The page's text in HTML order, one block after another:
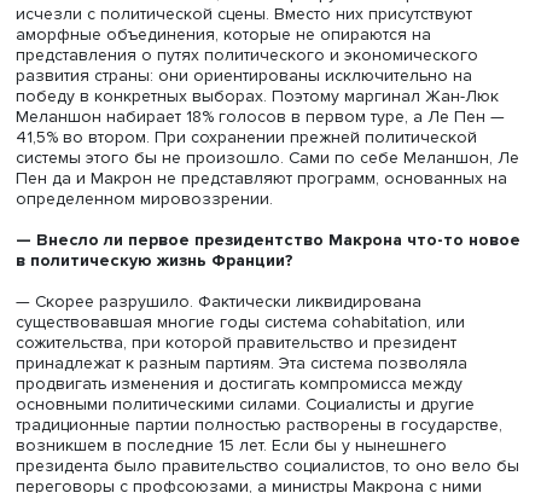
— Во Франции произошло разрушение партийной
Пятой республики, действовавшей на протяжении 30
президентства Николя Саркози (2007–2012 годы) и
являвшейся основой политической стабильности и
управления страной. Прежние ключевые партии —
голлистское «Движение в поддержку республики» и
Социалистическая партия — частично
частично некомпетентны, отчасти разрушены и
аморфные объединения, которые не опираются на
представления о путях политического и
развития страны: они ориентированы исключительно
победу в конкретных выборах. Поэтому маргинал
Меланшон набирает 18% голосов в первом туре, а Ле
41,5% во втором. При сохранении прежней
системы этого бы не произошло. Сами по себе
Пен да и Макрон не представляют программ,
определенном мировоззрении.
— Внесло ли первое президентство Макрона что-то